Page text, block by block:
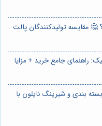
🤔 مقایسه تولیدکنندگان پالت
راهنمای جامع خرید + مزایا
بندی و شیرینگ نایلون با